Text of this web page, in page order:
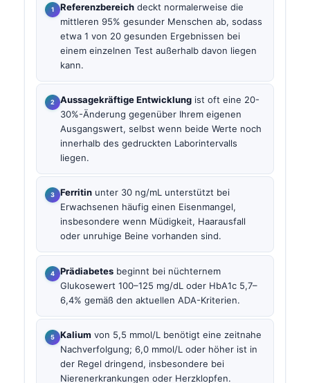
Referenzbereich deckt normalerweise die
mittleren 95% gesunder Menschen ab, sodass
etwa 1 von 20 gesunden Ergebnissen bei
einem einzelnen Test außerhalb davon liegen
kann.
Aussagekräftige Entwicklung ist oft eine 20-
30%-Änderung gegenüber Ihrem eigenen
Ausgangswert, selbst wenn beide Werte noch
innerhalb des gedruckten Laborintervalls
liegen.
Ferritin unter 30 ng/mL unterstützt bei
Erwachsenen häufig einen Eisenmangel,
insbesondere wenn Müdigkeit, Haarausfall
oder unruhige Beine vorhanden sind.
Prädiabetes beginnt bei nüchternem
Glukosewert 100–125 mg/dL oder HbA1c 5,7–
6,4% gemäß den aktuellen ADA-Kriterien.
Kalium von 5,5 mmol/L benötigt eine zeitnahe
Nachverfolgung; 6,0 mmol/L oder höher ist in
der Regel dringend, insbesondere bei
Nierenerkrankungen oder Herzklopfen.